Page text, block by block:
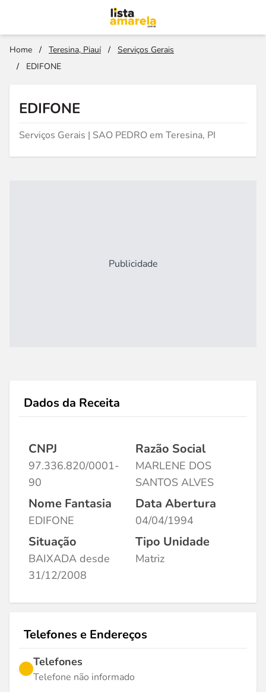
Home / Teresina, Piauí /
Serviços Gerais
/
EDIFONE
EDIFONE
Serviços Gerais | SAO PEDRO em Teresina, PI
Publicidade
Dados da Receita
CNPJ
97.336.820/0001-
90
Razão Social
MARLENE DOS
SANTOS ALVES
Nome Fantasia
EDIFONE
Data Abertura
04/04/1994
Situação
BAIXADA desde
31/12/2008
Tipo Unidade
Matriz
Telefones e Endereços
Telefones
Telefone não informado